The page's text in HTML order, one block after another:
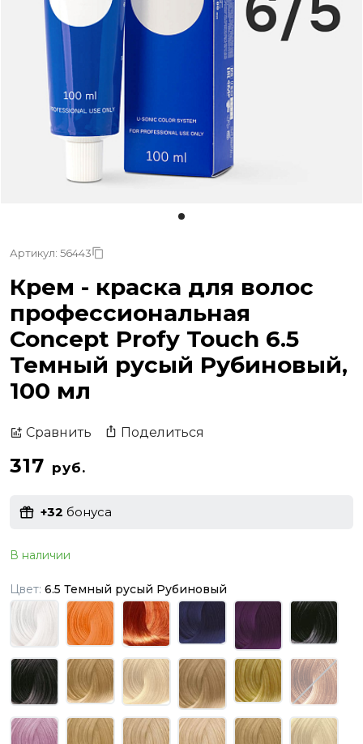
Артикул: 56443
Крем - краска для волос
профессиональная
Concept Profy Touch 6.5
Темный русый Рубиновый,
100 мл
Сравнить Поделиться
317 руб.
+32 бонуса
В наличии
Цвет: 6.5 Темный русый Рубиновый